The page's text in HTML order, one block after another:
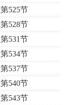
第525节
第528节
第531节
第534节
第537节
第540节
第543节